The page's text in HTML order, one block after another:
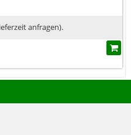
anfragen).